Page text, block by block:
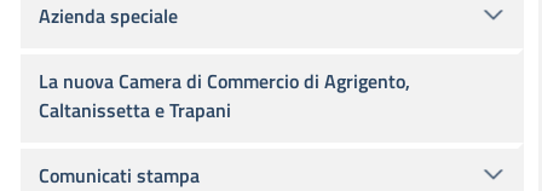
Azienda speciale
La nuova Camera di Commercio di Agrigento,
Caltanissetta e Trapani
Comunicati stampa